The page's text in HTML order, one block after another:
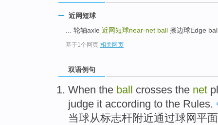
近网短球
... 轮轴axle 近网短球near-net ball 擦边球Edge
基于1个网页-相关网页
双语例句
When the ball crosses the net
judge it according to the Rules.
当球从标志杆附近通过球网平面